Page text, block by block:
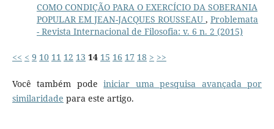
COMO CONDIÇÃO PARA O EXERCÍCIO DA SOBERANIA
POPULAR EM JEAN-JACQUES ROUSSEAU , Problemata
- Revista Internacional de Filosofia: v. 6 n. 2 (2015)
<< < 9 10 11 12 13 14 15 16 17 18 > >>
Você também podeiniciar uma pesquisa avançada por
similaridade para este artigo.